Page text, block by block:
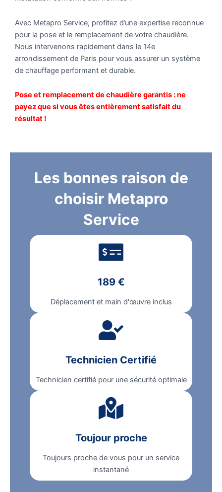
Avec Metapro Service, profitez d’une expertise reconnue
pour la pose et le remplacement de votre chaudière.
Nous intervenons rapidement dans le 14e
arrondissement de Paris pour vous assurer un système
de chauffage performant et durable.
Pose et remplacement de chaudière garantis : ne
payez que si vous êtes entièrement satisfait du
résultat !
Les bonnes raison de
choisir Metapro
Service
189 €
Déplacement et main d'œuvre inclus
Technicien Certifié
Technicien certifié pour une sécurité optimale
Toujour proche
Toujours proche de vous pour un service
instantané